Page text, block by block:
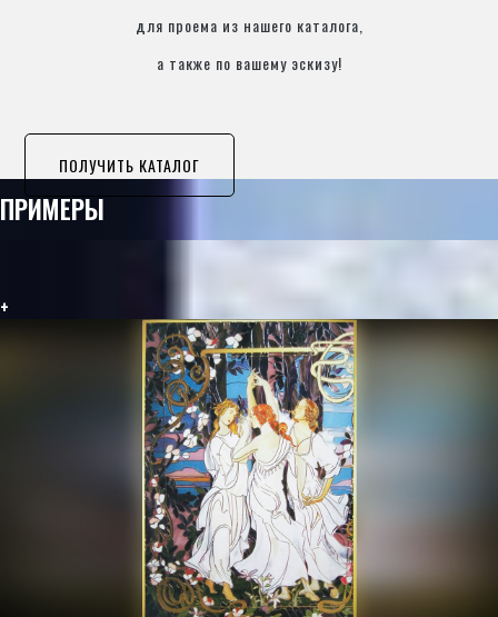
для проема из нашего каталога,
а также по вашему эскизу!
ПОЛУЧИТЬ КАТАЛОГ
ПРИМЕРЫ
+